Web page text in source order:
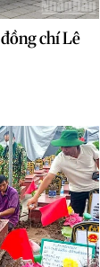
chí Lê